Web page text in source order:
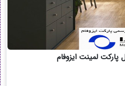
پارکت لمینت ایزوفام